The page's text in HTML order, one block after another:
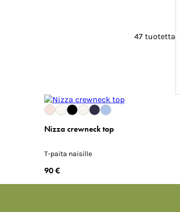
47 tuotetta
Nizza crewneck top
T-paita naisille
90 €